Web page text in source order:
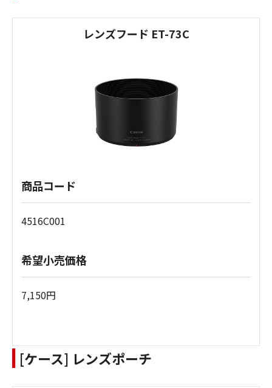
レンズフード ET-73C
商品コード
4516C001
希望小売価格
7,150円
[ケース] レンズポーチ